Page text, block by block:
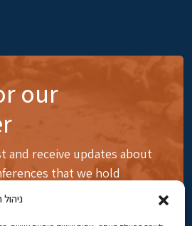
our
and receive updates about
that we hold